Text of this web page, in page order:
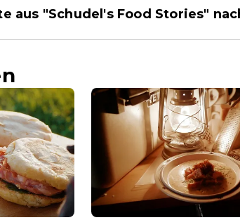
aus "Schudel's Food Stories"